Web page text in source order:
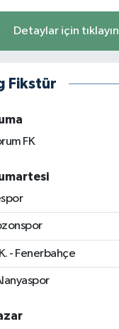
Detaylar için tıklayın
Fikstür
FK
- Fenerbahçe